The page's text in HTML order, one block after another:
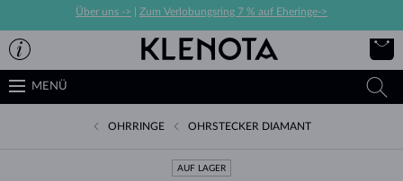
Über uns -> Zum Verlobungsring 7 % auf Eheringe->
MENÜ
OHRRINGE OHRSTECKER DIAMANT
AUF LAGER